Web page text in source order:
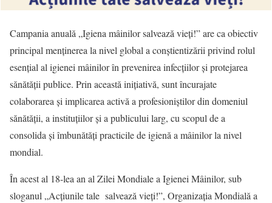
Campania anuală „Igiena mâinilor salvează vieți!” are ca obiectiv
principal menținerea la nivel global a conștientizării privind rolul
esențial al igienei mâinilor în prevenirea infecțiilor și protejarea
sănătății publice. Prin această inițiativă, sunt încurajate
colaborarea și implicarea activă a profesioniștilor din domeniul
sănătății, a instituțiilor și a publicului larg, cu scopul de a
consolida și îmbunătăți practicile de igienă a mâinilor la nivel
mondial.
În acest al 18-lea an al Zilei Mondiale a Igienei Mâinilor, sub
sloganul „Acțiunile tale salvează vieți!”, Organizația Mondială a